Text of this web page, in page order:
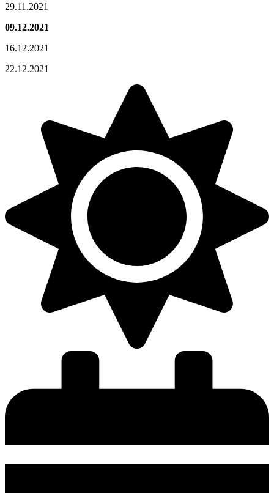
29.11.2021
09.12.2021
16.12.2021
22.12.2021